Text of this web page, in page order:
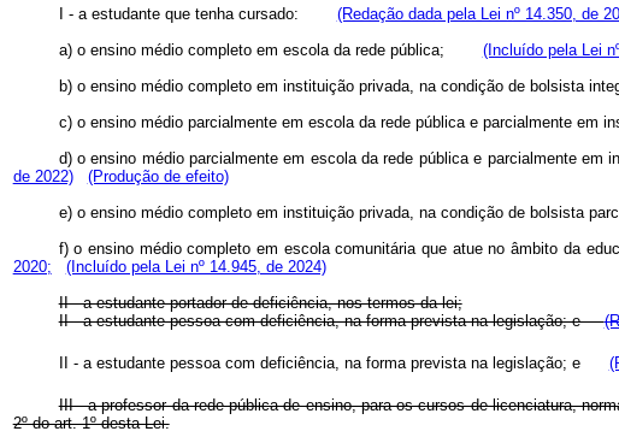
I - a estudante que tenha cursado: (Redação dada pela Lei nº 14.350, de
a) o ensino médio completo em escola da rede pública; (Incluído pela Lei
b) o ensino médio completo em instituição privada, na condição de bolsista
c) o ensino médio parcialmente em escola da rede pública e parcialmente
d) o ensino médio parcialmente em escola da rede pública e parcialmente
de 2022)
(Produção de efeito)
e) o ensino médio completo em instituição privada, na condição de bolsista
f) o ensino médio completo em escola comunitária que atue no âmbito da
2020;
(Incluído pela Lei nº 14.945, de 2024)
II - a estudante portador de deficiência, nos termos da lei;
II - a estudante pessoa com deficiência, na forma prevista na legislação; e
II - a estudante pessoa com deficiência, na forma prevista na legislação; e
III - a professor da rede pública de ensino, para os cursos de licenciatura,
2º do art. 1º desta Lei.